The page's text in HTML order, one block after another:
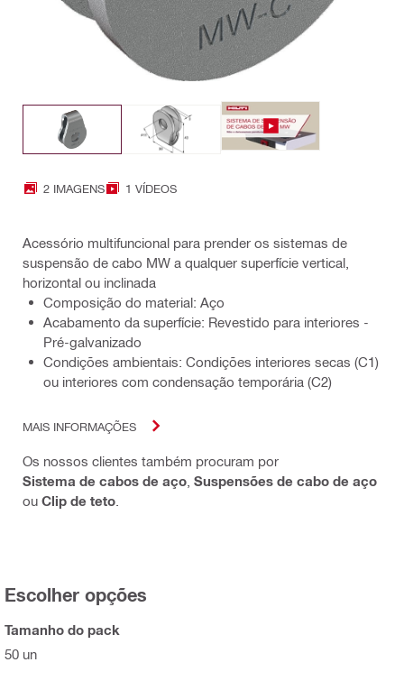
2 IMAGENS 1 VÍDEOS
Acessório multifuncional para prender os sistemas de
suspensão de cabo MW a qualquer superfície vertical,
horizontal ou inclinada
Composição do material: Aço
Acabamento da superfície: Revestido para interiores -
Pré-galvanizado
Condições ambientais: Condições interiores secas (C1)
ou interiores com condensação temporária (C2)
MAIS INFORMAÇÕES
Os nossos clientes também procuram por
Sistema de cabos de aço Suspensões de cabo de aço
ou Clip de teto
Escolher opções
Tamanho do pack
50 un